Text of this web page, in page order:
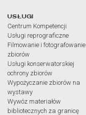
USŁUGI
Centrum Kompetencji
Usługi reprograficzne
Filmowanie i fotografowanie
zbiorów
Usługi konserwatorskiej
ochrony zbiorów
Wypożyczanie zbiorów na
wystawy
Wywóz materiałów
bibliotecznych za granicę